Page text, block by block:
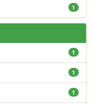
1
1
1
1